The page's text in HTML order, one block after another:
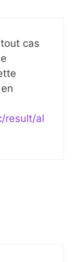
cas
result/al